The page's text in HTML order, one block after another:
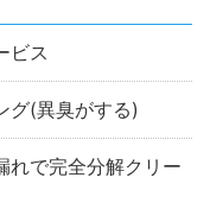
ビス
(異臭がする)
で完全分解クリー